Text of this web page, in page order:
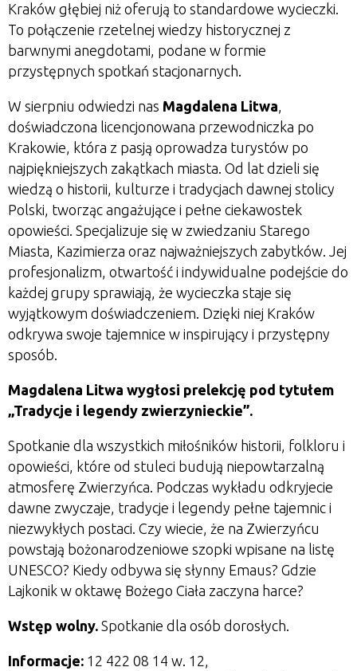
Kraków głębiej niż oferują to standardowe wycieczki.
To połączenie rzetelnej wiedzy historycznej z
barwnymi anegdotami, podane w formie
przystępnych spotkań stacjonarnych.
W sierpniu odwiedzi nas Magdalena Litwa,
doświadczona licencjonowana przewodniczka po
Krakowie, która z pasją oprowadza turystów po
najpiękniejszych zakątkach miasta. Od lat dzieli się
wiedzą o historii, kulturze i tradycjach dawnej stolicy
Polski, tworząc angażujące i pełne ciekawostek
opowieści. Specjalizuje się w zwiedzaniu Starego
Miasta, Kazimierza oraz najważniejszych zabytków. Jej
profesjonalizm, otwartość i indywidualne podejście do
każdej grupy sprawiają, że wycieczka staje się
wyjątkowym doświadczeniem. Dzięki niej Kraków
odkrywa swoje tajemnice w inspirujący i przystępny
sposób.
Magdalena Litwa wygłosi prelekcję pod tytułem
„Tradycje i legendy zwierzynieckie”.
Spotkanie dla wszystkich miłośników historii, folkloru i
opowieści, które od stuleci budują niepowtarzalną
atmosferę Zwierzyńca. Podczas wykładu odkryjecie
dawne zwyczaje, tradycje i legendy pełne tajemnic i
niezwykłych postaci. Czy wiecie, że na Zwierzyńcu
powstają bożonarodzeniowe szopki wpisane na listę
UNESCO? Kiedy odbywa się słynny Emaus? Gdzie
Lajkonik w oktawę Bożego Ciała zaczyna harce?
Wstęp wolny. Spotkanie dla osób dorosłych.
Informacje: 12 422 08 14 w. 12,